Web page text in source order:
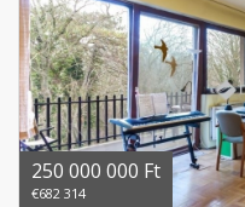
250 000 000 Ft
€682 314